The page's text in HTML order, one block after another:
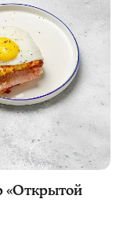
«Открытой